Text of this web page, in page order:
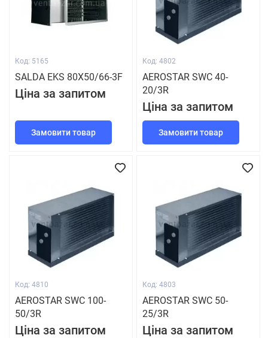
Код: 5165
SALDA EKS 80Х50/66-3F
Ціна за запитом
Замовити товар
Код: 4802
AEROSTAR SWC 40-
20/3R
Ціна за запитом
Замовити товар
Код: 4810
AEROSTAR SWC 100-
50/3R
Ціна за запитом
Код: 4803
AEROSTAR SWC 50-
25/3R
Ціна за запитом